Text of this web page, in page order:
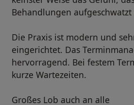
Behandlungen
Die Praxis ist modern und
eingerichtet. Das
hervorragend. Bei festem
kurze Wartezeiten.
Großes Lob auch an alle